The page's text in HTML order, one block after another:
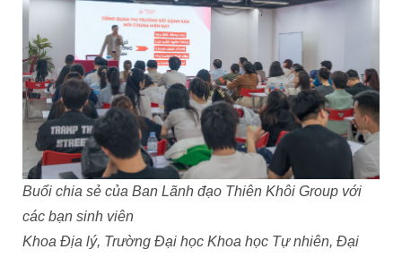
Buổi chia sẻ của Ban Lãnh đạo Thiên Khôi Group với
các bạn sinh viên
Khoa Địa lý, Trường Đại học Khoa học Tự nhiên, Đại